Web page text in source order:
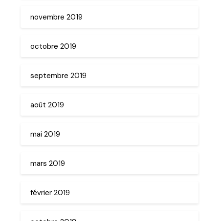
novembre 2019
octobre 2019
septembre 2019
août 2019
mai 2019
mars 2019
février 2019